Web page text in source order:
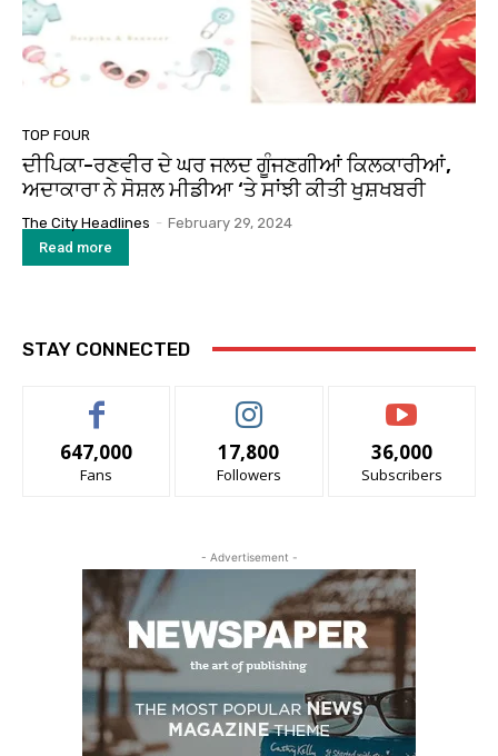
TOP FOUR
ਦੀਪਿਕਾ-ਰਣਵੀਰ ਦੇ ਘਰ ਜਲਦ ਗੂੰਜਣਗੀਆਂ ਕਿਲਕਾਰੀਆਂ,
ਅਦਾਕਾਰਾ ਨੇ ਸੋਸ਼ਲ ਮੀਡੀਆ ‘ਤੇ ਸਾਂਝੀ ਕੀਤੀ ਖੁਸ਼ਖਬਰੀ
The City Headlines - February 29, 2024
Read more
STAY CONNECTED
647,000
Fans
17,800
Followers
36,000
Subscribers
- Advertisement -